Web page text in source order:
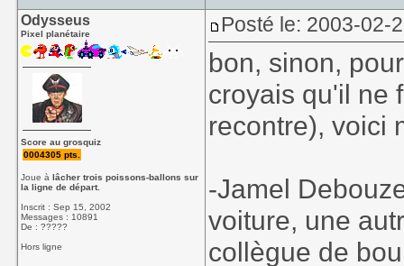
Odysseus
Pixel planétaire
Score au grosquiz
0004305 pts.
Joue àlâcher trois poissons-ballons sur
la ligne de départ.
Inscrit : Sep 15, 2002
Messages : 10891
De : ?????
Hors ligne
Posté le: 2003-02-
bon, sinon,
croyais qu'il ne
recontre), voici
-Jamel
voiture, une
collègue de